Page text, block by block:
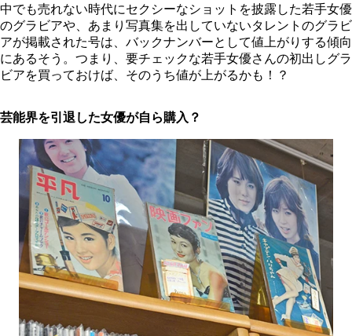
中でも売れない時代にセクシーなショットを披露した若手女優
のグラビアや、あまり写真集を出していないタレントのグラビ
アが掲載された号は、バックナンバーとして値上がりする傾向
にあるそう。つまり、要チェックな若手女優さんの初出しグラ
ビアを買っておけば、そのうち値が上がるかも！？
芸能界を引退した女優が自ら購入？